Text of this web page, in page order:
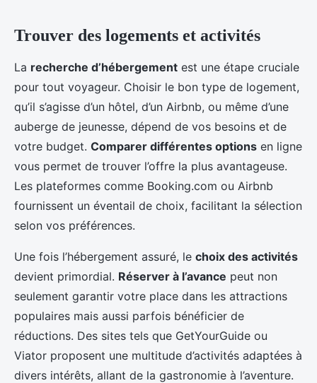
Trouver des logements et activités
La recherche d’hébergement est une étape cruciale
pour tout voyageur. Choisir le bon type de logement,
qu’il s’agisse d’un hôtel, d’un Airbnb, ou même d’une
auberge de jeunesse, dépend de vos besoins et de
votre budget. Comparer différentes options en ligne
vous permet de trouver l’offre la plus avantageuse.
Les plateformes comme Booking.com ou Airbnb
fournissent un éventail de choix, facilitant la sélection
selon vos préférences.
Une fois l’hébergement assuré, le choix des activités
devient primordial. Réserver à l’avance peut non
seulement garantir votre place dans les attractions
populaires mais aussi parfois bénéficier de
réductions. Des sites tels que GetYourGuide ou
Viator proposent une multitude d’activités adaptées à
divers intérêts, allant de la gastronomie à l’aventure.